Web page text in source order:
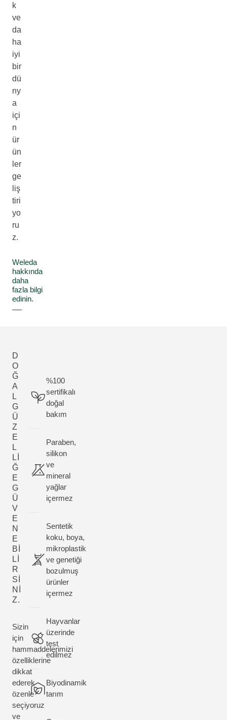
k
ve
da
ha
iyi
bir
dü
ny
a
içi
n
ür
ün
ler
ge
liş
tiri
yo
ru
z.
Weleda
hakkında
daha
fazla bilgi
edinin.
D
O
Ğ
A
L
G
Ü
Z
E
L
LI
Ğ
E
G
Ü
V
E
N
E
BI
LI
R
SI
NI
Z.
Sizin
için
hammaddelerimizi
özelliklerine
dikkat
ederek
özenle
seçiyoruz
ve
%100
sertifikalı
doğal
bakım
Paraben,
silikon
ve
mineral
yağlar
içermez
Sentetik
koku, boya,
mikroplastik
ve genetiği
bozulmuş
ürünler
içermez
Hayvanlar
üzerinde
test
edilmez
Biyodinamik
tarım